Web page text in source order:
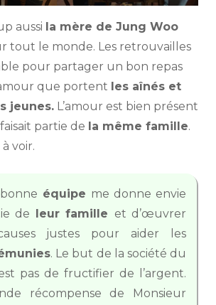
aussi la mère de Jung Woo
tout le monde. Les retrouvailles
pour partager un bon repas
que portent les aînés et
jeunes. L’amour est bien présent
partie de la même famille.
voir.
équipe me donne envie
de
leur famille et d’œuvrer
justes pour aider les
. Le but de la société du
pas de fructifier de l’argent.
récompense de Monsieur